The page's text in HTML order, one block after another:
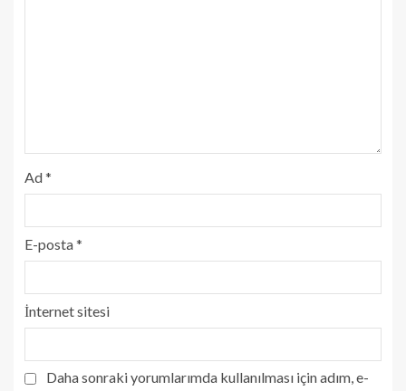
Ad*
E-posta*
İnternet sitesi
Daha sonraki yorumlarımda kullanılması için adım, e-